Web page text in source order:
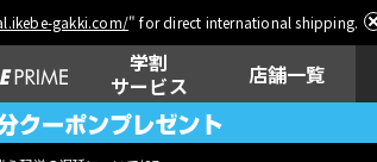
gakki.com/" for direct international shipping.
学割
サービス
店舗一覧